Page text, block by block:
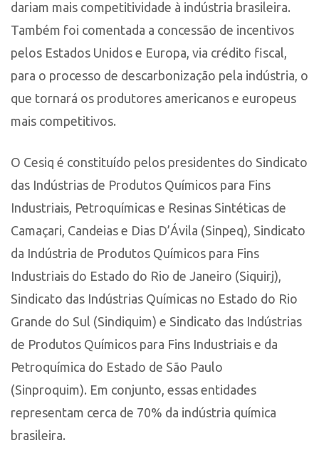
dariam mais competitividade à indústria brasileira.
Também foi comentada a concessão de incentivos
pelos Estados Unidos e Europa, via crédito fiscal,
para o processo de descarbonização pela indústria, o
que tornará os produtores americanos e europeus
mais competitivos.
O Cesiq é constituído pelos presidentes do Sindicato
das Indústrias de Produtos Químicos para Fins
Industriais, Petroquímicas e Resinas Sintéticas de
Camaçari, Candeias e Dias D’Ávila (Sinpeq), Sindicato
da Indústria de Produtos Químicos para Fins
Industriais do Estado do Rio de Janeiro (Siquirj),
Sindicato das Indústrias Químicas no Estado do Rio
Grande do Sul (Sindiquim) e Sindicato das Indústrias
de Produtos Químicos para Fins Industriais e da
Petroquímica do Estado de São Paulo
(Sinproquim). Em conjunto, essas entidades
representam cerca de 70% da indústria química
brasileira.